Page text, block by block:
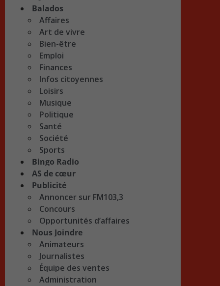
Balados
Affaires
Art de vivre
Bien-être
Emploi
Finances
Infos citoyennes
Loisirs
Musique
Politique
Santé
Société
Sports
Bingo Radio
AS de cœur
Publicité
Annoncer sur FM103,3
Concours
Opportunités d’affaires
Nous Joindre
Animateurs
Journalistes
Équipe des ventes
Administration